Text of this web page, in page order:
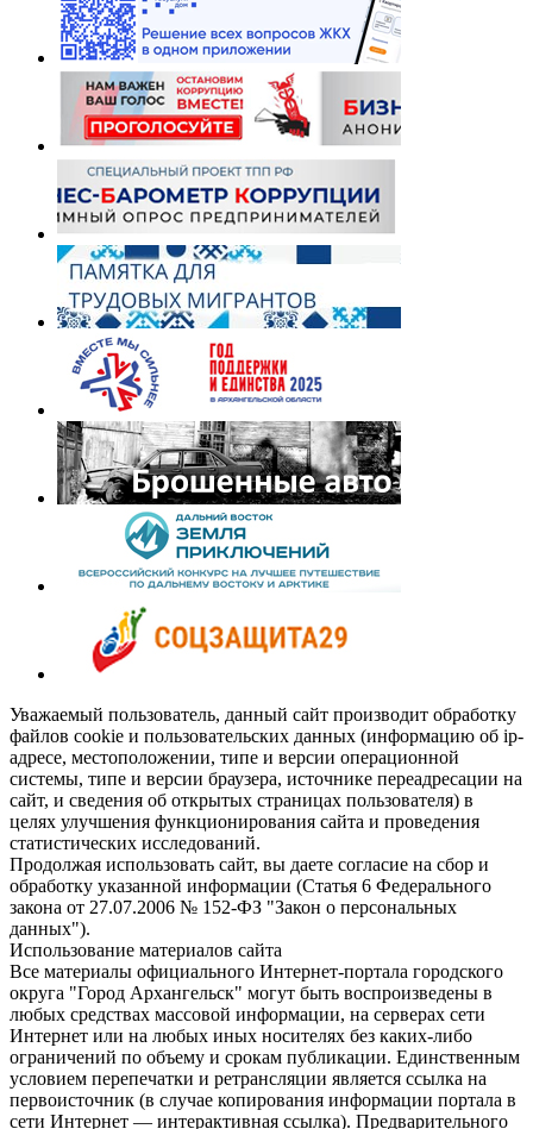
Уважаемый пользователь, данный сайт производит обработку
файлов cookie и пользовательских данных (информацию об ip-
адресе, местоположении, типе и версии операционной
системы, типе и версии браузера, источнике переадресации на
сайт, и сведения об открытых страницах пользователя) в
целях улучшения функционирования сайта и проведения
статистических исследований.
Продолжая использовать сайт, вы даете согласие на сбор и
обработку указанной информации (Статья 6 Федерального
закона от 27.07.2006 № 152-ФЗ "Закон о персональных
данных").
Использование материалов сайта
Все материалы официального Интернет-портала городского
округа "Город Архангельск" могут быть воспроизведены в
любых средствах массовой информации, на серверах сети
Интернет или на любых иных носителях без каких-либо
ограничений по объему и срокам публикации. Единственным
условием перепечатки и ретрансляции является ссылка на
первоисточник (в случае копирования информации портала в
сети Интернет — интерактивная ссылка). Предварительного